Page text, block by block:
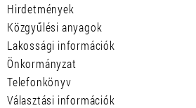
Hirdetmények
Közgyűlési anyagok
Lakossági információk
Önkormányzat
Telefonkönyv
Választási információk